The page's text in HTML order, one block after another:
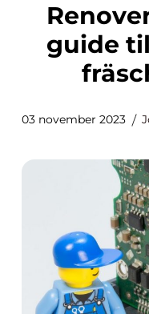
Renovera badrum en
guide
03 november 2023